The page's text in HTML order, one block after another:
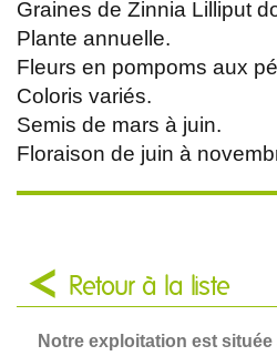
Graines de Zinnia Lilliput
Plante annuelle.
Fleurs en pompoms aux
Coloris variés.
Semis de mars à juin.
Floraison de juin à
Retour à la liste
Notre exploitation est